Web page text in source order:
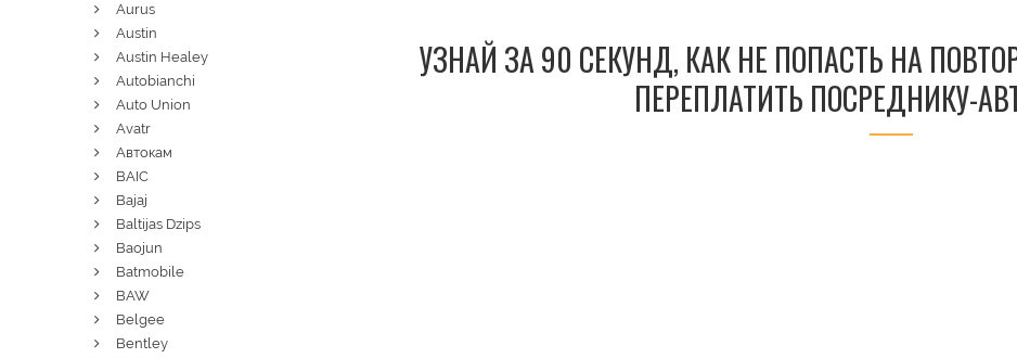
УЗНАЙ ЗА 90 СЕКУНД, КАК НЕ ПОПАСТЬ НА
ПЕРЕПЛАТИТЬ ПОСРЕДНИКУ-
Aurus
Austin
Austin Healey
Autobianchi
Auto Union
Avatr
Автокам
BAIC
Bajaj
Baltijas Dzips
Baojun
Batmobile
BAW
Belgee
Bentley